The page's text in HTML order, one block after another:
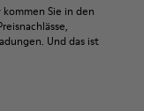
Sie in den
Und das ist